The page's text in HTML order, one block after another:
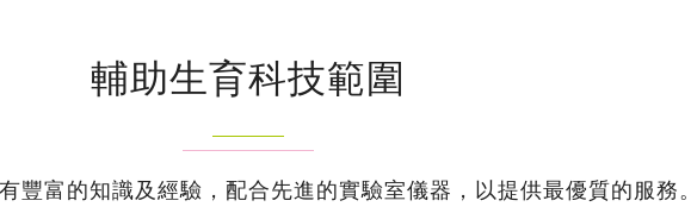
輔助生育科技範圍
豐富的知識及經驗，配合先進的實驗室儀器，以提供最優質的服務。